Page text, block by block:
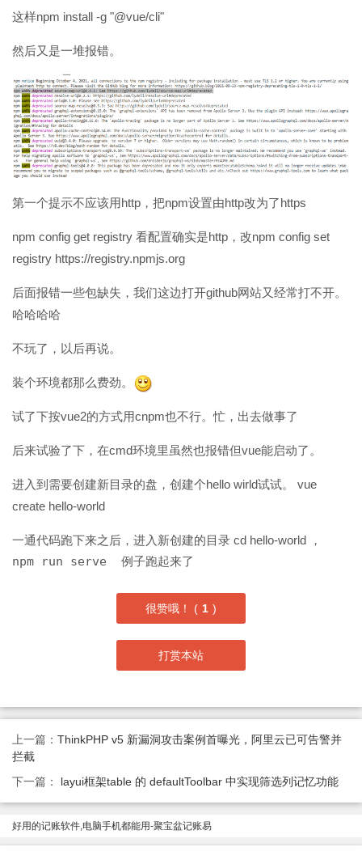
这样npm install -g "@vue/cli"
然后又是一堆报错。
第一个提示不应该用http，把npm设置由http改为了https
npm config get registry 看配置确实是http，改npm config set
registry https://registry.npmjs.org
后面报错一些包缺失，我们这边打开github网站又经常打不开。
哈哈哈哈
不玩了，以后再说。
装个环境都那么费劲。
试了下按vue2的方式用cnpm也不行。忙，出去做事了
后来试验了下，在cmd环境里虽然也报错但vue能启动了。
进入到需要创建新目录的盘，创建个hello wirld试试。 vue
create hello-world
一通代码跑下来之后，进入新创建的目录 cd hello-world ，
npm run serve 例子跑起来了
很赞哦！ ( 1 )
打赏本站
上一篇： ThinkPHP v5 新漏洞攻击案例首曝光，阿里云已可告警并
拦截
下一篇：
layui框架table 的 defaultToolbar 中实现筛选列记忆功能
好用的记账软件,电脑手机都能用-聚宝盆记账易